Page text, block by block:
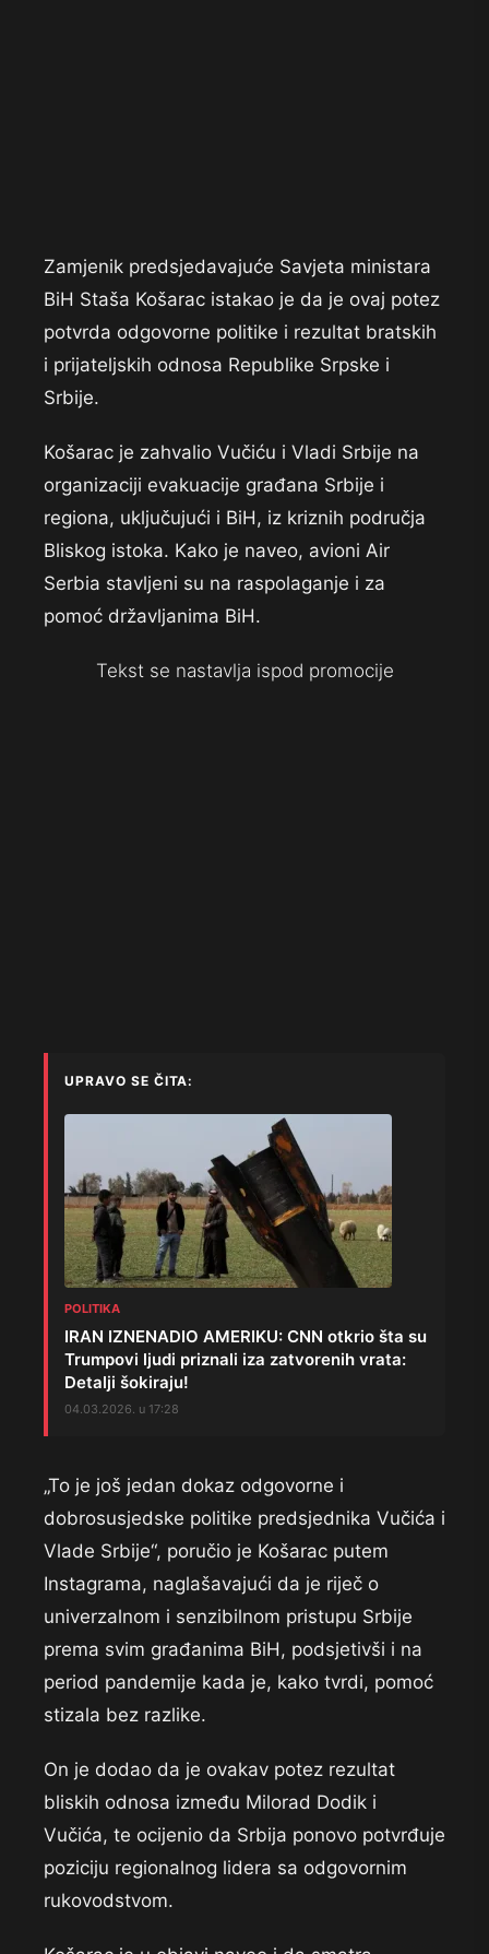
Zamjenik predsjedavajuće Savjeta ministara
BiH Staša Košarac istakao je da je ovaj potez
potvrda odgovorne politike i rezultat bratskih
i prijateljskih odnosa Republike Srpske i
Srbije.
Košarac je zahvalio Vučiću i Vladi Srbije na
organizaciji evakuacije građana Srbije i
regiona, uključujući i BiH, iz kriznih područja
Bliskog istoka. Kako je naveo, avioni Air
Serbia stavljeni su na raspolaganje i za
pomoć državljanima BiH.
Tekst se nastavlja ispod promocije
UPRAVO SE ČITA:
POLITIKA
IRAN IZNENADIO AMERIKU: CNN otkrio šta su
Trumpovi ljudi priznali iza zatvorenih vrata:
Detalji šokiraju!
04.03.2026. u 17:28
„To je još jedan dokaz odgovorne i
dobrosusjedske politike predsjednika Vučića i
Vlade Srbije“, poručio je Košarac putem
Instagrama, naglašavajući da je riječ o
univerzalnom i senzibilnom pristupu Srbije
prema svim građanima BiH, podsjetivši i na
period pandemije kada je, kako tvrdi, pomoć
stizala bez razlike.
On je dodao da je ovakav potez rezultat
bliskih odnosa između Milorad Dodik i
Vučića, te ocijenio da Srbija ponovo potvrđuje
poziciju regionalnog lidera sa odgovornim
rukovodstvom.